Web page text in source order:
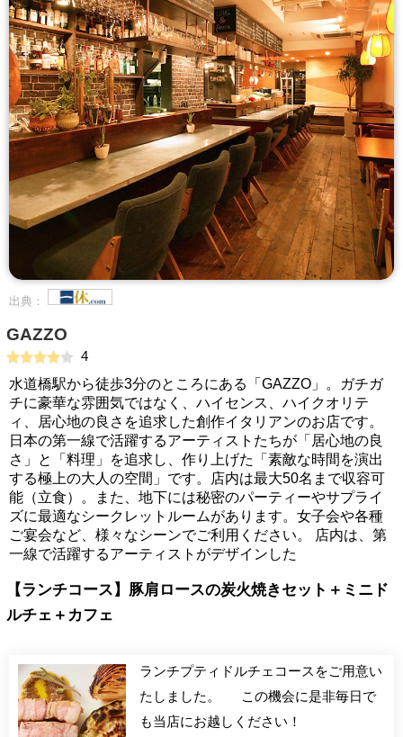
出典：
GAZZO
4
水道橋駅から徒歩3分のところにある「GAZZO」。ガチガ
チに豪華な雰囲気ではなく、ハイセンス、ハイクオリテ
ィ、居心地の良さを追求した創作イタリアンのお店です。
日本の第一線で活躍するアーティストたちが「居心地の良
さ」と「料理」を追求し、作り上げた「素敵な時間を演出
する極上の大人の空間」です。店内は最大50名まで収容可
能（立食）。また、地下には秘密のパーティーやサプライ
ズに最適なシークレットルームがあります。女子会や各種
ご宴会など、様々なシーンでご利用ください。 店内は、第
一線で活躍するアーティストがデザインした
【ランチコース】豚肩ロースの炭火焼きセット＋ミニド
ルチェ＋カフェ
ランチプティドルチェコースをご用意い
たしました。 この機会に是非毎日で
も当店にお越しください！